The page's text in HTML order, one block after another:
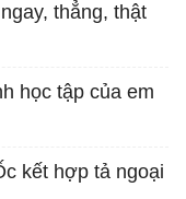
thẳng, thật
học tập của em
kết hợp tả ngoại